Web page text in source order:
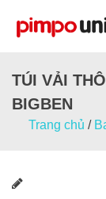
TÚI VẢI
BIGBEN
Trang chủ /